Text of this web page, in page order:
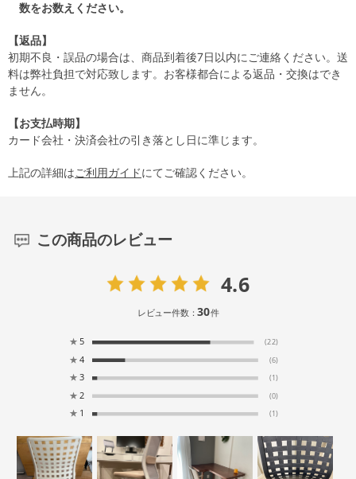
数をお数えください。
【返品】
初期不良・誤品の場合は、商品到着後7日以内にご連絡ください。送
料は弊社負担で対応致します。お客様都合による返品・交換はでき
ません。
【お支払時期】
カード会社・決済会社の引き落とし日に準じます。
上記の詳細はご利用ガイドにてご確認ください。
この商品のレビュー
4.6
レビュー件数：30件
★ 5 (22)
★ 4 (6)
★ 3 (1)
★ 2 (0)
★ 1 (1)